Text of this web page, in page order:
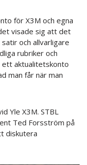
för X3M och egna
visade sig att det
och allvarligare
rubriker och
aktualitetskonto
man får när man
Yle X3M. STBL
Ted Forsström på
diskutera